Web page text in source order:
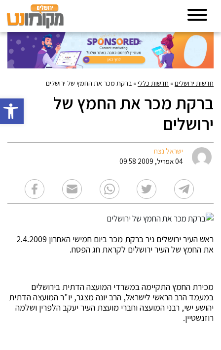
פתח
חדשות ירושלים» חדשות כללי» ברקת מכר את החמץ של ירושלים
ברקת מכר את החמץ של
ירושלים
ישראל נצח
04 אפריל, 2009 09:58
ראש העיר ירושלים ניר ברקת מכר ביום חמישי האחרון 2.4.2009
את החמץ של העיר ירושלים לקראת חג הפסח.
מכירת החמץ התקיימה במשרדי המועצה הדתית בירושלים
במעמד הרב הראשי לישראל, הרב יונה מצגר, יו"ר המועצה הדתית
יהושע ישי, רבני המועצה וחברי מועצת העיר יעקב הלפרין ושלמה
רוזנשטיין.